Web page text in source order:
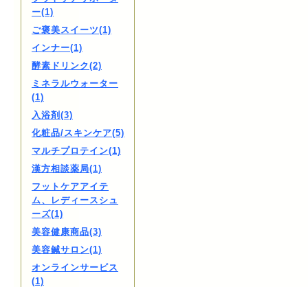
ー(1)
ご褒美スイーツ(1)
インナー(1)
酵素ドリンク(2)
ミネラルウォーター
(1)
入浴剤(3)
化粧品/スキンケア(5)
マルチプロテイン(1)
漢方相談薬局(1)
フットケアアイテ
ム、レディースシュ
ーズ(1)
美容健康商品(3)
美容鍼サロン(1)
オンラインサービス
(1)